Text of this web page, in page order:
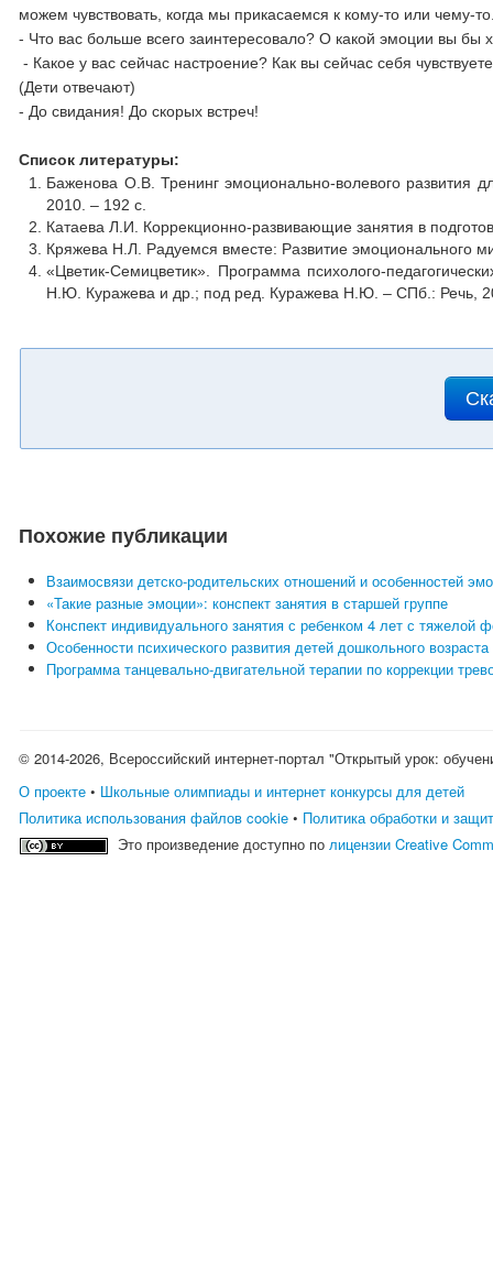
можем чувствовать, когда мы прикасаемся к кому-то или чему-
- Что вас больше всего заинтересовало? О какой эмоции вы бы
- Какое у вас сейчас настроение? Как вы сейчас себя
(Дети отвечают)
- До свидания! До скорых встреч!
Список литературы:
Баженова О.В. Тренинг эмоционально-волевого
2010. – 192 с.
Катаева Л.И. Коррекционно-развивающие занятия в
Кряжева Н.Л. Радуемся вместе: Развитие эмоционального
«Цветик-Семицветик». Программа психолого-
Н.Ю. Куражева и др.; под ред. Куражева Н.Ю. – СПб.: Речь,
Похожие публикации
Взаимосвязи детско-родительских отношений и особенностей
«Такие разные эмоции»: конспект занятия в старшей группе
Конспект индивидуального занятия с ребенком 4 лет с тяжелой
Особенности психического развития детей дошкольного
Программа танцевально-двигательной терапии по коррекции
© 2014-2026, Всероссийский интернет-портал "Открытый урок:
О проекте • Школьные олимпиады и интернет конкурсы для детей
Политика использования файлов cookie • Политика обработки и
Это произведение доступно полицензии Creative